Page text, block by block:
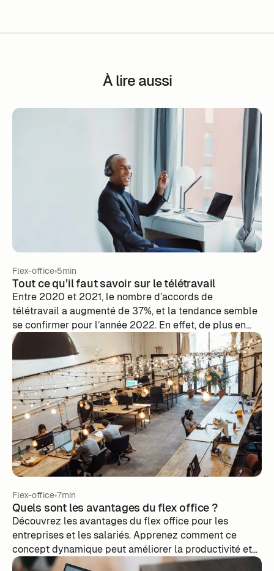
À lire aussi
Flex-office 5min
Tout ce qu’il faut savoir sur le télétravail
Entre 2020 et 2021, le nombre d’accords de
télétravail a augmenté de 37%, et la tendance semble
se confirmer pour l’année 2022. ‍En effet, de plus en
plus d’entreprises décident de franchir le pas et de
mettre en place le télétravail au sein de leur structure.
Les gains de temps et de productivité offerts par celui-
ci motivent grandement la transition vers le télétravail.
Que ce soit du côté de l’employeur ou du salarié, tout
le monde peut y trouver son compte.
Flex-office 7min
Quels sont les avantages du flex office ?
Découvrez les avantages du flex office pour les
entreprises et les salariés. Apprenez comment ce
concept dynamique peut améliorer la productivité et
l'adaptabilité de votre équipe.